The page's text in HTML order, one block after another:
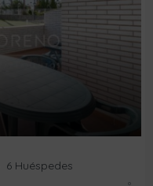
6 Huéspedes